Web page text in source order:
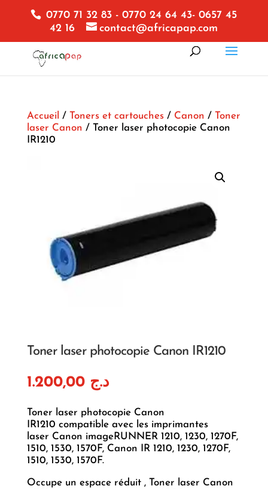
0770 71 32 83 - 0770 24 64 43- 0657 45
42 16
contact@africapap.com
Accueil / Toners et cartouches/ Canon / Toner
laser Canon / Toner laser photocopie Canon
IR1210
Toner laser photocopie Canon IR1210
د.ج 1.200,00
Toner laser photocopie Canon
IR1210 compatible avec les imprimantes
laser Canon imageRUNNER 1210, 1230, 1270F,
1510, 1530, 1570F, Canon IR 1210, 1230, 1270F,
1510, 1530, 1570F.
Occupe un espace réduit , Toner laser Canon